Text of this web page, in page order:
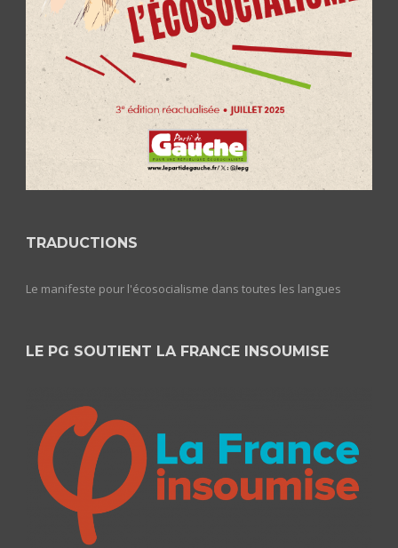
TRADUCTIONS
Le manifeste pour l'écosocialisme dans toutes les langues
LE PG SOUTIENT LA FRANCE INSOUMISE